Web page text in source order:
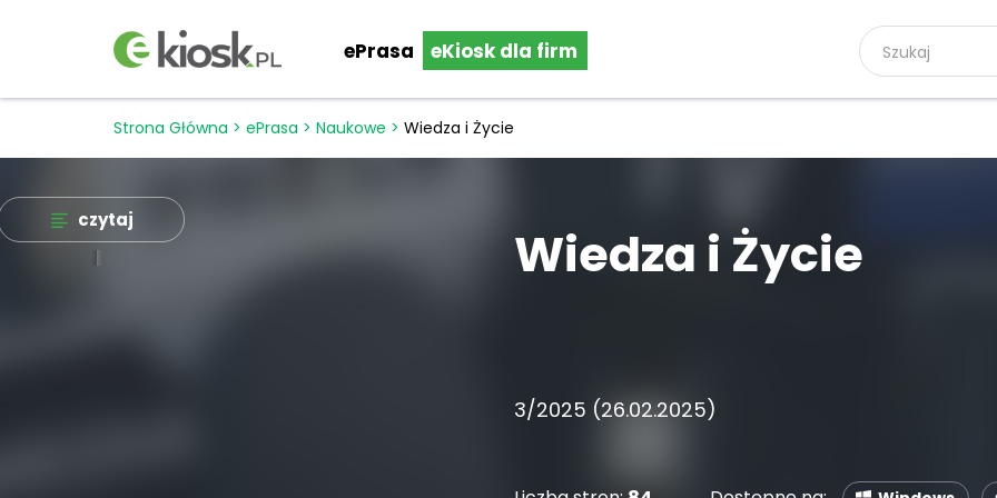
ePrasa eKiosk dla firm
Strona Główna > ePrasa > Naukowe > Wiedza i Życie
czytaj
Wiedza i Życie
3/2025 (26.02.2025)